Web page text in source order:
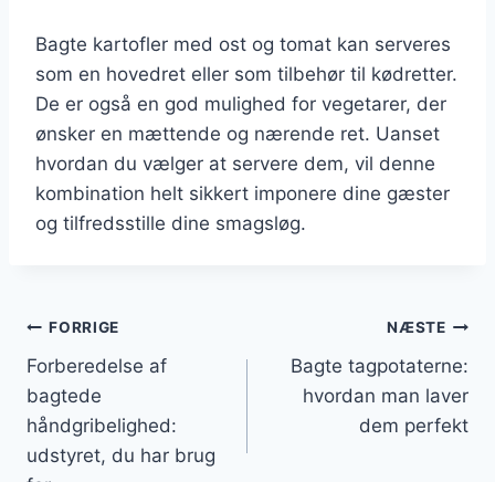
Bagte kartofler med ost og tomat kan serveres
som en hovedret eller som tilbehør til kødretter.
De er også en god mulighed for vegetarer, der
ønsker en mættende og nærende ret. Uanset
hvordan du vælger at servere dem, vil denne
kombination helt sikkert imponere dine gæster
og tilfredsstille dine smagsløg.
Indlægsnavigation
FORRIGE
Forberedelse af
bagtede
håndgribelighed:
udstyret, du har brug
NÆSTE
Bagte tagpotaterne:
hvordan man laver
dem perfekt